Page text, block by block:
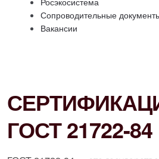
Сопроводительные
Вакансии
ГОСТ 21722-84